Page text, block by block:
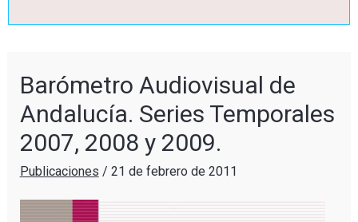
Barómetro Audiovisual de
Andalucía. Series Temporales
2007, 2008 y 2009.
Publicaciones / 21 de febrero de 2011